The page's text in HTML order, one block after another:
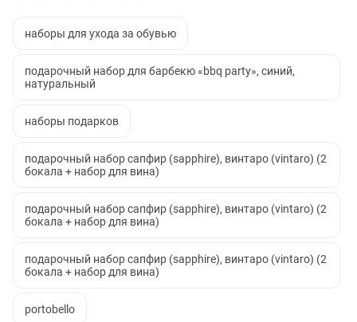
наборы для ухода за обувью
подарочный набор для барбекю «bbq party», синий,
натуральный
наборы подарков
подарочный набор сапфир (sapphire), винтаро (vintaro) (2
бокала + набор для вина)
подарочный набор сапфир (sapphire), винтаро (vintaro) (2
бокала + набор для вина)
подарочный набор сапфир (sapphire), винтаро (vintaro) (2
бокала + набор для вина)
portobello